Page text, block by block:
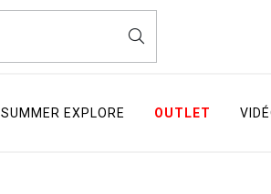
SUMMER EXPLORE OUTLET